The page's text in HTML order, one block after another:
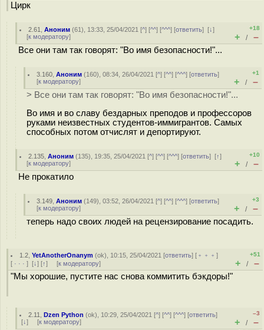
Цирк
2.61 ,Аноним (61), 13:33, 25/04/2021 [^] [^^] [^^^] [ответить][↓]
[к модератору]
+18
+ / –
Все они там так говорят: "Во имя безопасности!"...
3.160 ,Аноним (160), 08:34, 26/04/2021 [^] [^^] [^^^] [ответить]
[к модератору]
+1
+ / –
> Все они там так говорят: "Во имя безопасности!"...
Во имя и во славу бездарных преподов и профессоров
руками неизвестных студентов-иммигрантов. Самых
способных потом отчислят и депортируют.
2.135 ,Аноним (135), 19:35, 25/04/2021 [^] [^^] [^^^] [ответить][↑]
[к модератору]
+10
+ / –
Не прокатило
3.149 ,Аноним (149), 03:52, 26/04/2021 [^] [^^] [^^^] [ответить]
[к модератору]
+3
+ / –
теперь надо своих людей на рецензирование посадить.
1.2 ,YetAnotherOnanym (ok), 10:15, 25/04/2021 [ответить] [ ﹢﹢﹢]
[ · · · ] [↓] [↑] [к модератору]
+51
+ / –
"Мы хорошие, пустите нас снова коммитить бэкдоры!"
2.11 ,Dzen Python (ok), 10:29, 25/04/2021 [^] [^^] [^^^] [ответить]
[↓] [к модератору]
–3
+ / –